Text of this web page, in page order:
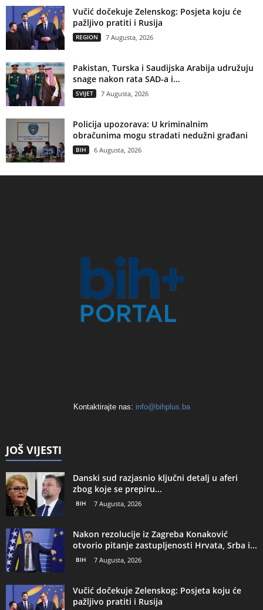
Vučić dočekuje Zelenskog: Posjeta koju će
pažljivo pratiti i Rusija
REGION 7 Augusta, 2026
Pakistan, Turska i Saudijska Arabija udružuju
snage nakon rata SAD-a i...
SVIJET 7 Augusta, 2026
Policija upozorava: U kriminalnim
obračunima mogu stradati nedužni građani
BIH 6 Augusta, 2026
Kontaktirajte nas: info@bihplus.ba
JOŠ VIJESTI
Danski sud razjasnio ključni detalj u aferi
zbog koje se prepiru...
BIH 7 Augusta, 2026
Nakon rezolucije iz Zagreba Konaković
otvorio pitanje zastupljenosti Hrvata, Srba i...
BIH 7 Augusta, 2026
Vučić dočekuje Zelenskog: Posjeta koju će
pažljivo pratiti i Rusija